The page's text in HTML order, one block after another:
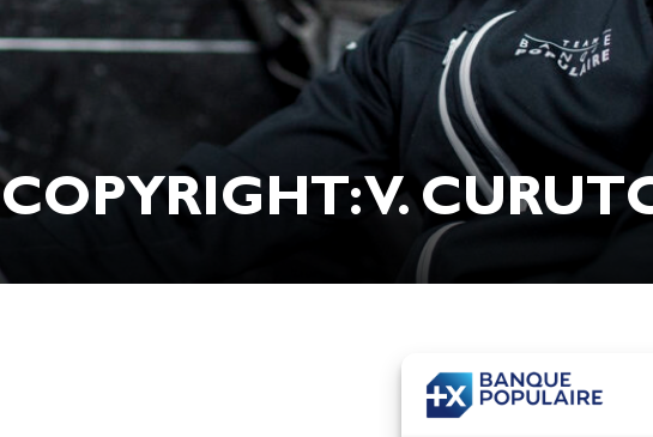
COPYRIGHT: V.
Berthomieu, vice-championnes